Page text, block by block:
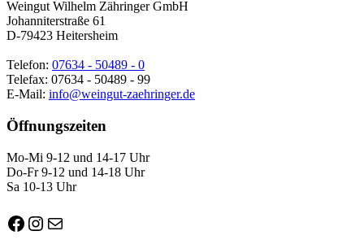
Weingut Wilhelm Zähringer GmbH
Johanniterstraße 61
D-79423 Heitersheim
Telefon: 07634 - 50489 - 0
Telefax: 07634 - 50489 - 99
E-Mail: info@weingut-zaehringer.de
Öffnungszeiten
Mo-Mi 9-12 und 14-17 Uhr
Do-Fr 9-12 und 14-18 Uhr
Sa 10-13 Uhr
Facebook
Instagram
E-Mail